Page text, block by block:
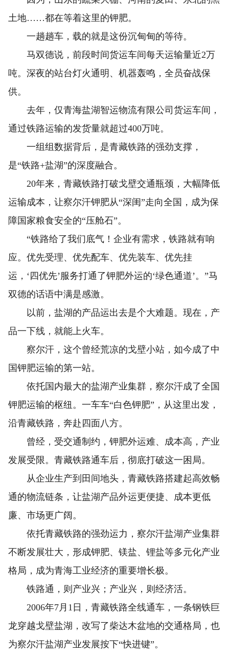
土地……都在等着这里的钾肥。
一趟趟车，载的就是这份沉甸甸的等待。
马双德说，前段时间货运车间每天运输量近2万
吨。深夜的站台灯火通明、机器轰鸣，全员奋战保
供。
去年，仅青海盐湖智运物流有限公司货运车间，
通过铁路运输的发货量就超过400万吨。
一组组数据背后，是青藏铁路的强劲支撑，
是“铁路+盐湖”的深度融合。
20年来，青藏铁路打破戈壁交通瓶颈，大幅降低
运输成本，让察尔汗钾肥从“深闺”走向全国，成为保
障国家粮食安全的“压舱石”。
“铁路给了我们底气！企业有需求，铁路就有响
应。优先受理、优先配车、优先装车、优先挂
运，‘四优先’服务打通了钾肥外运的‘绿色通道’。”马
双德的话语中满是感激。
以前，盐湖的产品运出去是个大难题。现在，产
品一下线，就能上火车。
察尔汗，这个曾经荒凉的戈壁小站，如今成了中
国钾肥运输的第一站。
依托国内最大的盐湖产业集群，察尔汗成了全国
钾肥运输的枢纽。一车车“白色钾肥”，从这里出发，
沿青藏铁路，奔赴四面八方。
曾经，受交通制约，钾肥外运难、成本高，产业
发展受限。青藏铁路通车后，彻底打破这一困局。
从企业生产到田间地头，青藏铁路搭建起高效畅
通的物流链条，让盐湖产品外运更便捷、成本更低
廉、市场更广阔。
依托青藏铁路的强劲运力，察尔汗盐湖产业集群
不断发展壮大，形成钾肥、镁盐、锂盐等多元化产业
格局，成为青海工业经济的重要增长极。
铁路通，则产业兴；产业兴，则经济活。
2006年7月1日，青藏铁路全线通车，一条钢铁巨
龙穿越戈壁盐湖，改写了柴达木盆地的交通格局，也
为察尔汗盐湖产业发展按下“快进键”。